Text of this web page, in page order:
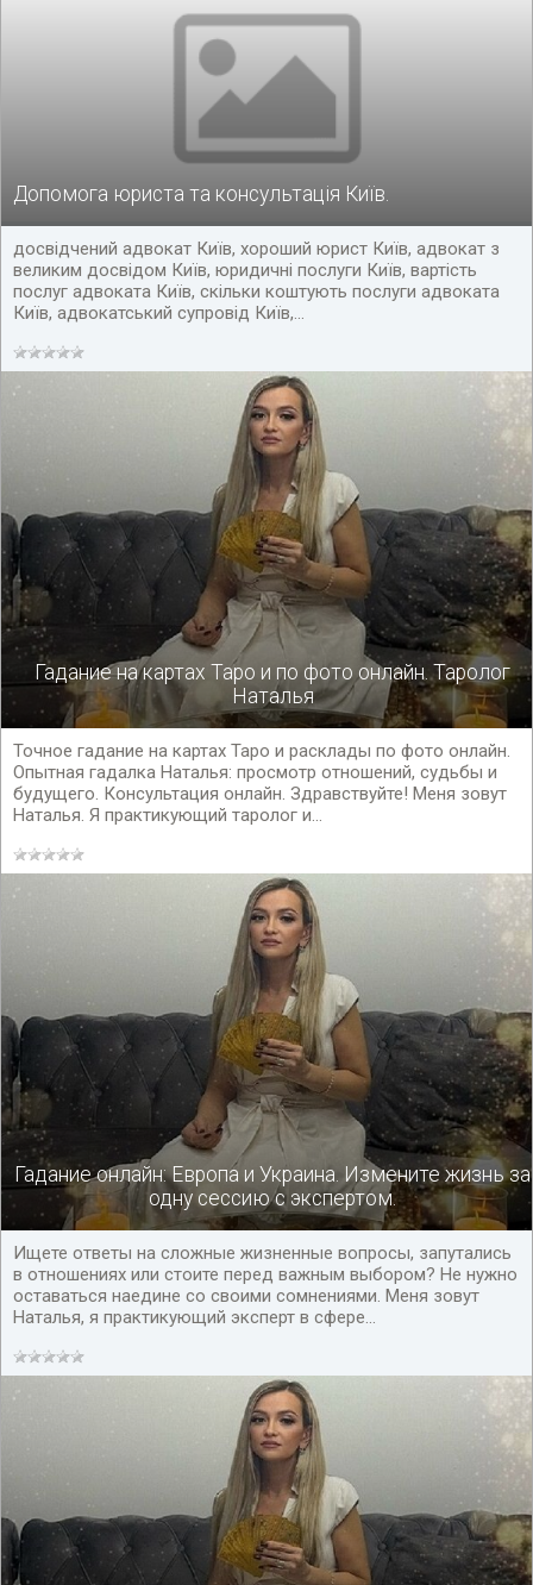
Допомога юриста та консультація Київ.
досвідчений адвокат Київ, хороший юрист Київ, адвокат з
великим досвідом Київ, юридичні послуги Київ, вартість
послуг адвоката Київ, скільки коштують послуги адвоката
Київ, адвокатський супровід Київ,...
Гадание на картах Таро и по фото онлайн. Таролог
Наталья
Точное гадание на картах Таро и расклады по фото онлайн.
Опытная гадалка Наталья: просмотр отношений, судьбы и
будущего. Консультация онлайн. Здравствуйте! Меня зовут
Наталья. Я практикующий таролог и...
Гадание онлайн: Европа и Украина. Измените жизнь за
одну сессию с экспертом.
Ищете ответы на сложные жизненные вопросы, запутались
в отношениях или стоите перед важным выбором? Не нужно
оставаться наедине со своими сомнениями. Меня зовут
Наталья, я практикующий эксперт в сфере...